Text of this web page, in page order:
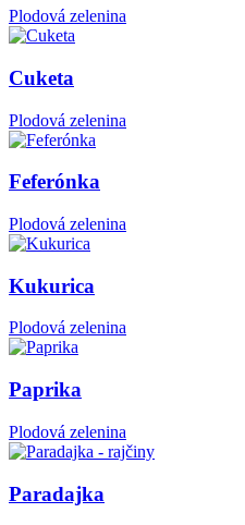
Plodová zelenina
Cuketa
Plodová zelenina
Feferónka
Plodová zelenina
Kukurica
Plodová zelenina
Paprika
Plodová zelenina
Paradajka